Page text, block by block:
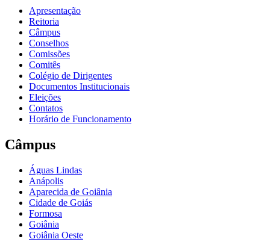
Apresentação
Reitoria
Câmpus
Conselhos
Comissões
Comitês
Colégio de Dirigentes
Documentos Institucionais
Eleições
Contatos
Horário de Funcionamento
Câmpus
Águas Lindas
Anápolis
Aparecida de Goiânia
Cidade de Goiás
Formosa
Goiânia
Goiânia Oeste